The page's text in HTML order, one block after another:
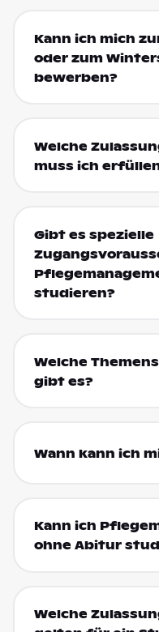
Kann ich mich
oder zum
bewerben?
Welche
muss ich
Gibt es spezielle
studieren?
Welche
gibt es?
Wann kann ich
Kann ich
ohne Abitur
Welche